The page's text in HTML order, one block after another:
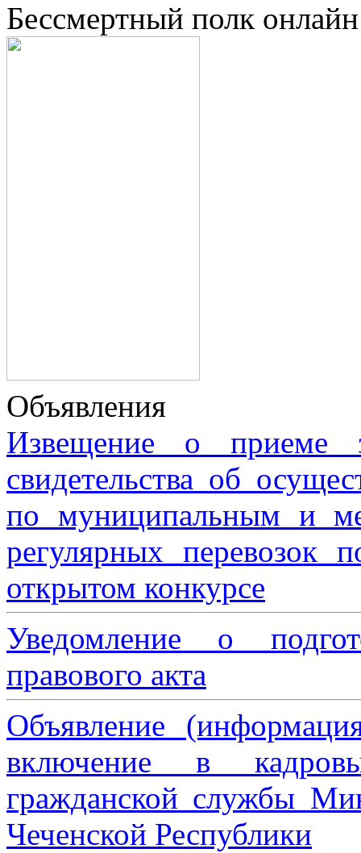
Бессмертный полк онлайн
Объявления
Извещение о приеме
свидетельства об
по муниципальным и
регулярных перевозок
открытом конкурсе
Уведомление о
правового акта
Объявление
включение в
гражданской службы
Чеченской Республики